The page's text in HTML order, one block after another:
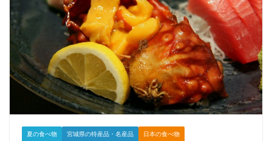
夏の食べ物 宮城県の特産品・名産品 日本の食べ物